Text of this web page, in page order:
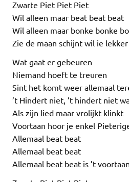
Zwarte Piet Piet Piet
Wil alleen maar beat beat beat
Wil alleen maar bonke bonke
Zie de maan schijnt wil ie lekker
Wat gaat er gebeuren
Niemand hoeft te treuren
Sint het komt weer allemaal
’t Hindert niet, ’t hindert niet
Als zijn lied maar vrolijkt klinkt
Voortaan hoor je enkel
Allemaal beat beat
Allemaal beat beat
Allemaal beat beat is ’t voortaan